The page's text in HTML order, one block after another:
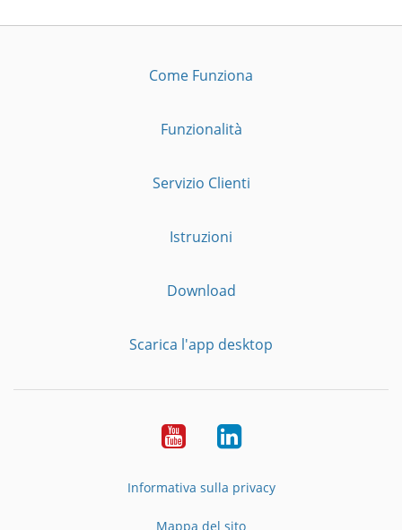
Come Funziona
Funzionalità
Servizio Clienti
Istruzioni
Download
Scarica l'app desktop
YouTubeLinkedIn
Informativa sulla privacy
Mappa del sito